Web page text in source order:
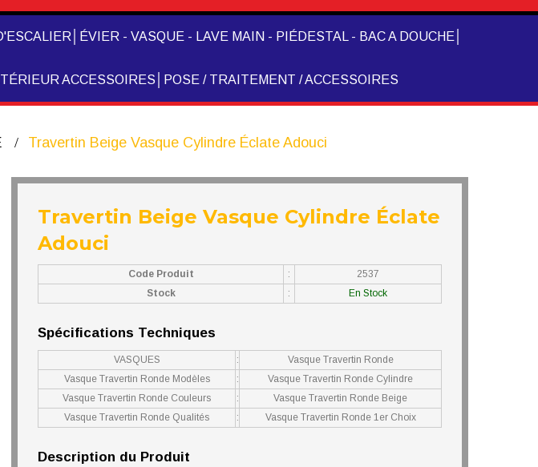
ÉVIER - VASQUE - LAVE MAIN - PIÉDESTAL - BAC A DOUCHE
ACCESSOIRES POSE / TRAITEMENT / ACCESSOIRES
Travertin Beige Vasque Cylindre Éclate Adouci
Travertin Beige Vasque Cylindre Éclate
Adouci
Code Produit :
2537
Stock
: En Stock
Spécifications Techniques
VASQUES :
Vasque Travertin Ronde
Vasque Travertin Ronde Modèles
:
Vasque Travertin Ronde Cylindre
Vasque Travertin Ronde Couleurs
:
Vasque Travertin Ronde Beige
Vasque Travertin Ronde Qualités
: Vasque Travertin Ronde 1er Choix
Description du Produit